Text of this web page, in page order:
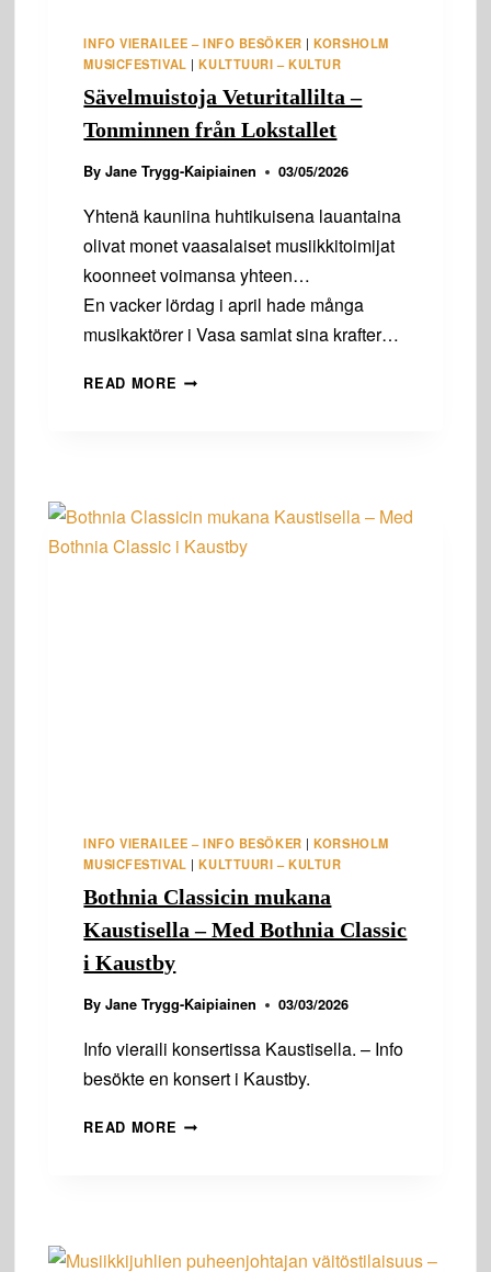
INFO VIERAILEE – INFO BESÖKER |KORSHOLM
MUSICFESTIVAL |KULTTUURI – KULTUR
Sävelmuistoja Veturitallilta –
Tonminnen från Lokstallet
By Jane Trygg-Kaipiainen 03/05/2026
Yhtenä kauniina huhtikuisena lauantaina
olivat monet vaasalaiset musiikkitoimijat
koonneet voimansa yhteen…
En vacker lördag i april hade många
musikaktörer i Vasa samlat sina krafter…
READ MORE SÄVELMUISTOJA
INFO VIERAILEE – INFO BESÖKER |KORSHOLM
MUSICFESTIVAL |KULTTUURI – KULTUR
Bothnia Classicin mukana
Kaustisella – Med Bothnia Classic
i Kaustby
By Jane Trygg-Kaipiainen 03/03/2026
Info vieraili konsertissa Kaustisella. – Info
besökte en konsert i Kaustby.
READ MORE BOTHNIA
BOTHNIA